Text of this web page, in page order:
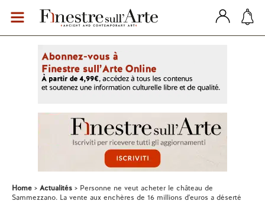
Home Actualités
Personne ne veut acheter le château de
Sammezzano. La vente aux enchères de 16 millions d'euros a déserté